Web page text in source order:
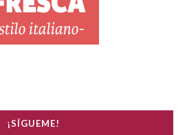
¡SÍGUEME!